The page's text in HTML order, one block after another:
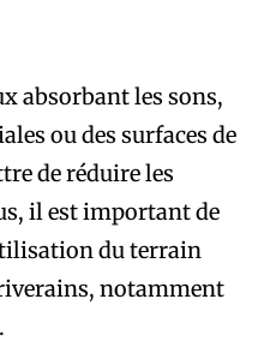
absorbant les sons,
ou des surfaces de
de réduire les
il est important de
du terrain
notamment